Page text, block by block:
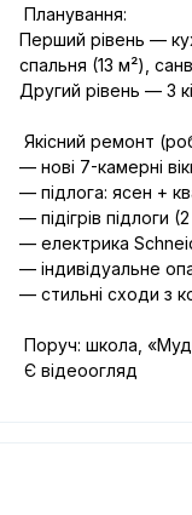
Перший рівень —
спальня (13 м²),
Другий рівень — 3
— нові 7-камерні
— підлога: ясен +
— підігрів підлоги (2
— електрика
— індивідуальне
— стильні сходи з
Є відеоогляд